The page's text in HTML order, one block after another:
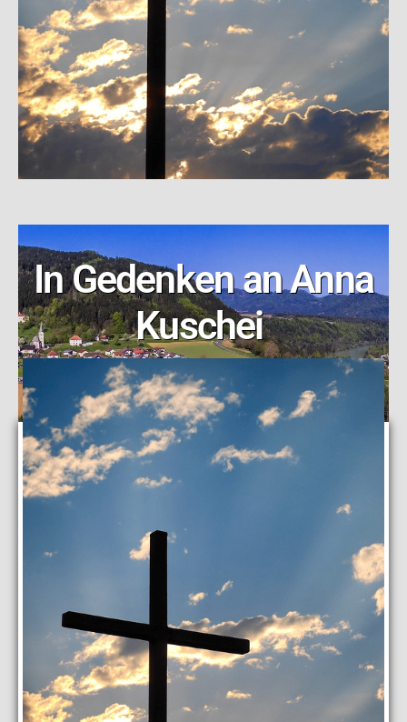
In Gedenken an Anna
Kuschei